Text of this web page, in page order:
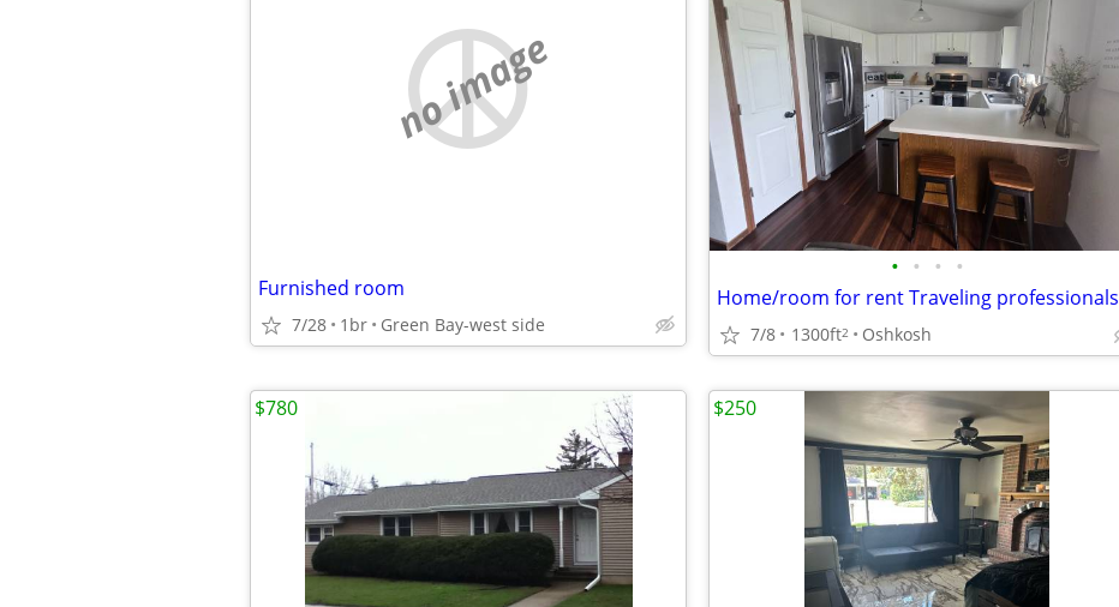
no image
Furnished room
7/28 1br Green Bay-west side
• • • •
Home/room for rent Traveling professionals
7/8 1300ft2 Oshkosh
$780 $250